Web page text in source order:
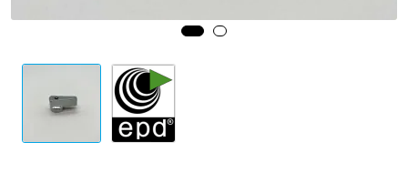
Prosjekter
Om oss
Blogg